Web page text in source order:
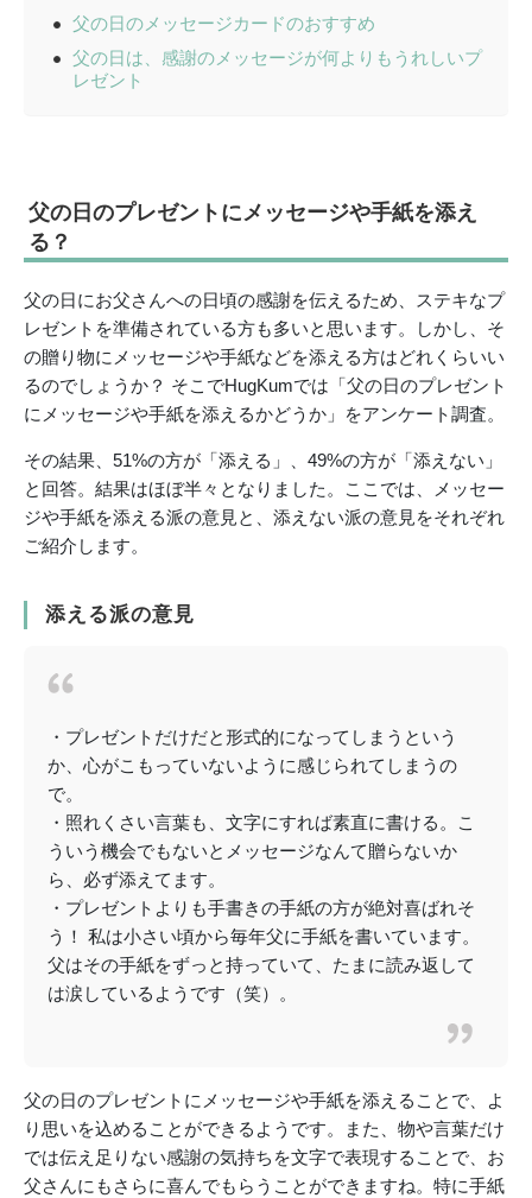
父の日のメッセージカードのおすすめ
父の日は、感謝のメッセージが何よりもうれしいプ
レゼント
父の日のプレゼントにメッセージや手紙を添え
る？
父の日にお父さんへの日頃の感謝を伝えるため、ステキなプ
レゼントを準備されている方も多いと思います。しかし、そ
の贈り物にメッセージや手紙などを添える方はどれくらいい
るのでしょうか？ そこでHugKumでは「父の日のプレゼント
にメッセージや手紙を添えるかどうか」をアンケート調査。
その結果、51%の方が「添える」、49%の方が「添えない」
と回答。結果はほぼ半々となりました。ここでは、メッセー
ジや手紙を添える派の意見と、添えない派の意見をそれぞれ
ご紹介します。
添える派の意見
・プレゼントだけだと形式的になってしまうという
か、心がこもっていないように感じられてしまうの
で。
・照れくさい言葉も、文字にすれば素直に書ける。こ
ういう機会でもないとメッセージなんて贈らないか
ら、必ず添えてます。
・プレゼントよりも手書きの手紙の方が絶対喜ばれそ
う！ 私は小さい頃から毎年父に手紙を書いています。
父はその手紙をずっと持っていて、たまに読み返して
は涙しているようです（笑）。
父の日のプレゼントにメッセージや手紙を添えることで、よ
り思いを込めることができるようです。また、物や言葉だけ
では伝え足りない感謝の気持ちを文字で表現することで、お
父さんにもさらに喜んでもらうことができますね。特に手紙